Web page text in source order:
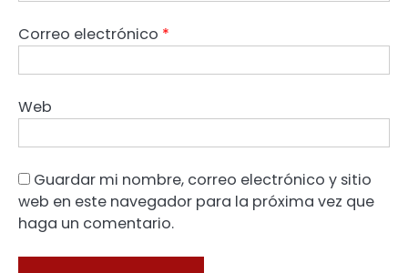
Correo electrónico *
Web
Guardar mi nombre, correo electrónico y sitio
web en este navegador para la próxima vez que
haga un comentario.